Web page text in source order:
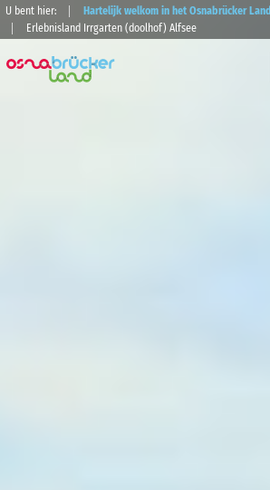
U bent hier: Hartelijk welkom in het Osnabrücker Land
Erlebnisland Irrgarten (doolhof) Alfsee